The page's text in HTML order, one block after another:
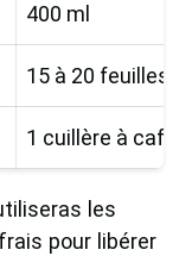
400 ml
15 à 20 feuilles
1 cuillère à café
les
pour libérer